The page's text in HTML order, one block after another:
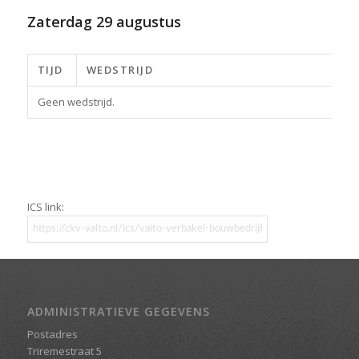
Zaterdag29 augustus
TIJD WEDSTRIJD
Geen wedstrijd.
ICS link:
ADMINISTRATIEVE GEGEVENS
Postadres
Triremestraat 5